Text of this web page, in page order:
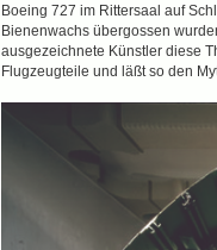
Boeing 727 im Rittersaal auf
Bienenwachs übergossen
ausgezeichnete Künstler diese
Flugzeugteile und läßt so den